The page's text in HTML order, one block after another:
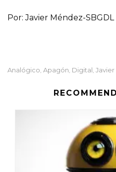
Por: Javier Méndez-SBGDL
Analógico, Apagón, Digital,